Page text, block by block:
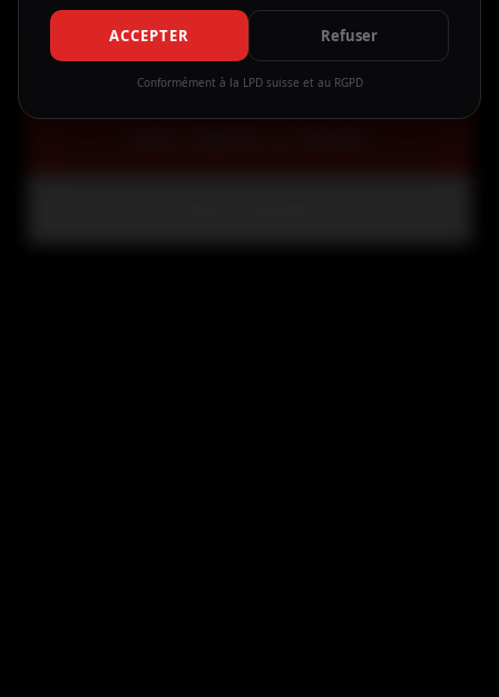
école N°1 à Genève.
ACCEPTER Refuser
Conformément à la LPD suisse et au RGPD